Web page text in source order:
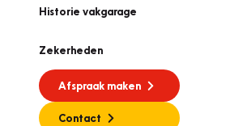
Historie vakgarage
Zekerheden
Afspraak maken
Contact